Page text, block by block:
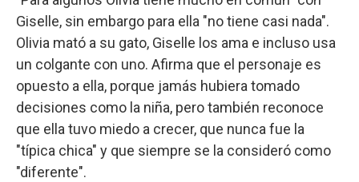
Giselle, sin embargo para ella "no tiene casi nada".
Olivia mató a su gato, Giselle los ama e incluso usa
un colgante con uno. Afirma que el personaje es
opuesto a ella, porque jamás hubiera tomado
decisiones como la niña, pero también reconoce
que ella tuvo miedo a crecer, que nunca fue la
"típica chica" y que siempre se la consideró como
"diferente".